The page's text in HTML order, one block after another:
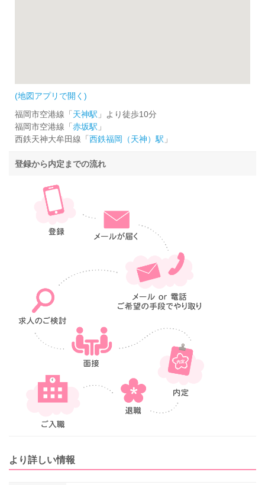
(地図アプリで開く)
福岡市空港線「 天神駅 」より徒歩10分
福岡市空港線「 赤坂駅 」
西鉄天神大牟田線「 西鉄福岡（天神）駅 」
登録から内定までの流れ
より詳しい情報